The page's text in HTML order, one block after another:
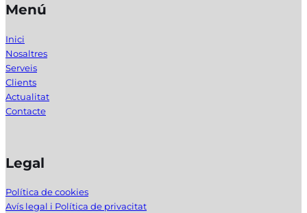
Menú
Inici
Nosaltres
Serveis
Clients
Actualitat
Contacte
Legal
Política de cookies
Avís legal i Política de privacitat